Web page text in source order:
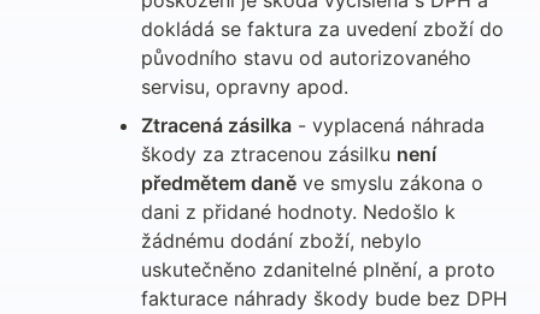
dokládá se faktura za uvedení zboží do
původního stavu od autorizovaného
servisu, opravny apod.
Ztracená zásilka - vyplacená náhrada
škody za ztracenou zásilku není
předmětem daně ve smyslu zákona o
dani z přidané hodnoty. Nedošlo k
žádnému dodání zboží, nebylo
uskutečněno zdanitelné plnění, a proto
fakturace náhrady škody bude bez DPH